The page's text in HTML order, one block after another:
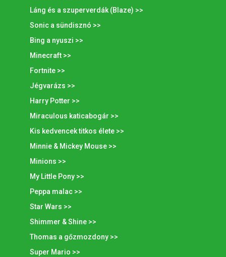
Láng és a szuperverdák (Blaze) >>
Sonic a sündisznó >>
Bing a nyuszi >>
Minecraft >>
Fortnite >>
Jégvarázs >>
Harry Potter >>
Miraculous katicabogár >>
Kis kedvencek titkos élete >>
Minnie & Mickey Mouse >>
Minions >>
My Little Pony >>
Peppa malac >>
Star Wars >>
Shimmer & Shine >>
Thomas a gőzmozdony >>
Super Mario >>